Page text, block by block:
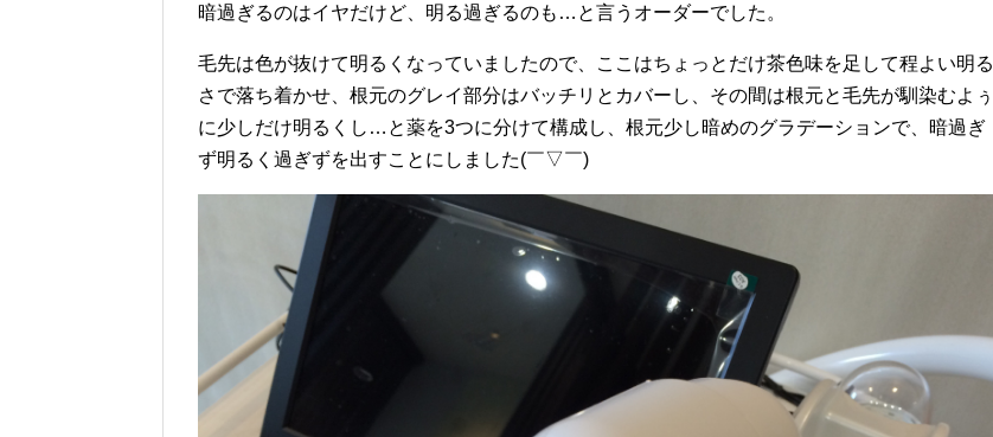
暗過ぎるのはイヤだけど、明る過ぎるのも…と言うオーダーでした。
毛先は色が抜けて明るくなっていましたので、ここはちょっとだけ茶色味を足して程よい明る
さで落ち着かせ、根元のグレイ部分はバッチリとカバーし、その間は根元と毛先が馴染むよぅ
に少しだけ明るくし…と薬を3つに分けて構成し、根元少し暗めのグラデーションで、暗過ぎ
ず明るく過ぎずを出すことにしました(￣▽￣)